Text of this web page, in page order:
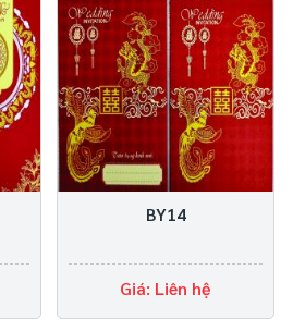
BY14
Giá: Liên hệ